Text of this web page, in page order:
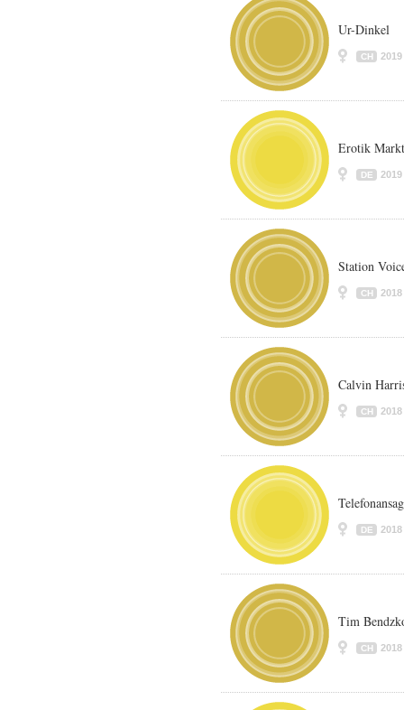
Ur-Dinkel
CH 2019
Erotik
DE 2019
Station
CH 2018
Calvin
CH 2018
DE 2018
Tim
CH 2018